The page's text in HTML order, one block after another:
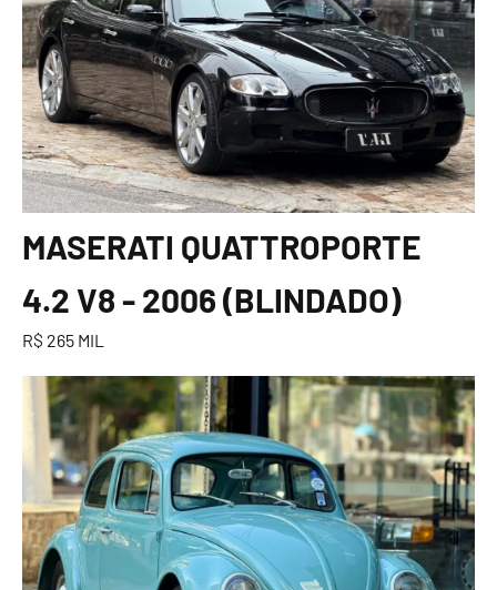
MASERATI QUATTROPORTE
4.2 V8 - 2006 (BLINDADO)
R$ 265 MIL